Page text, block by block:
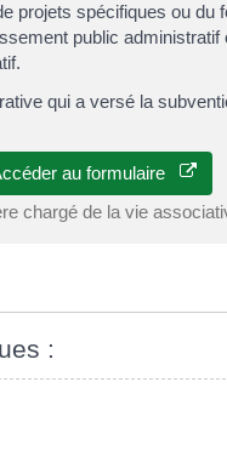
projets spécifiques ou
public
qui a versé la
au formulaire
chargé de la vie
: